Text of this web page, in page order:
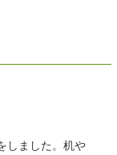
しました。机や